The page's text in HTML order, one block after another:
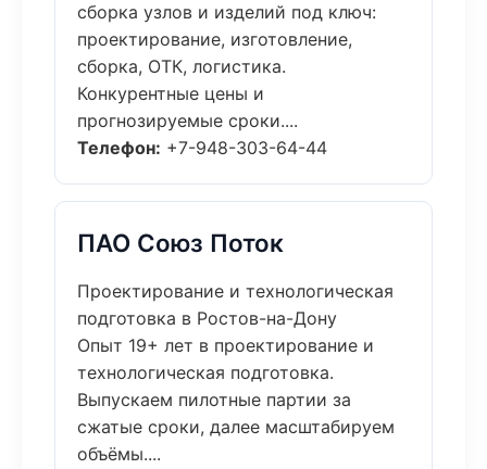
сборка узлов и изделий под ключ:
проектирование, изготовление,
сборка, ОТК, логистика.
Конкурентные цены и
прогнозируемые сроки....
Телефон: +7-948-303-64-44
ПАО Союз Поток
Проектирование и технологическая
подготовка в Ростов-на-Дону
Опыт 19+ лет в проектирование и
технологическая подготовка.
Выпускаем пилотные партии за
сжатые сроки, далее масштабируем
объёмы....